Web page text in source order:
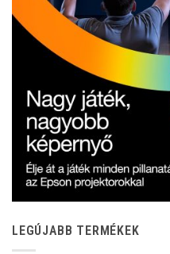
LEGÚJABB TERMÉKEK